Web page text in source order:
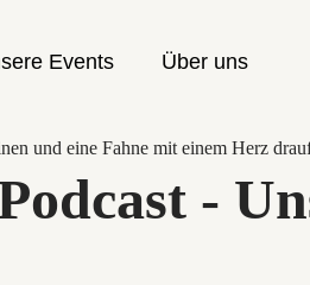
Events Über uns
-